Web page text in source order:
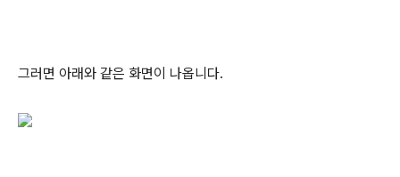
그러면 아래와 같은 화면이 나옵니다.